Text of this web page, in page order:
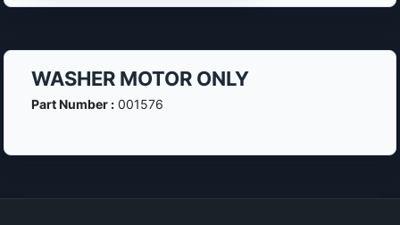
WASHER MOTOR ONLY
Part Number :001576